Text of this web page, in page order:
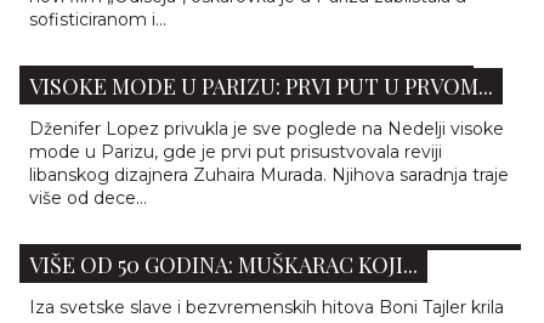
sofisticiranom i...
VISOKE MODE U PARIZU: PRVI PUT U PRVOM...
Dženifer Lopez privukla je sve poglede na Nedelji visoke
mode u Parizu, gde je prvi put prisustvovala reviji
libanskog dizajnera Zuhaira Murada. Njihova saradnja traje
više od dece...
VIŠE OD 50 GODINA: MUŠKARAC KOJI...
Iza svetske slave i bezvremenskih hitova Boni Tajler krila